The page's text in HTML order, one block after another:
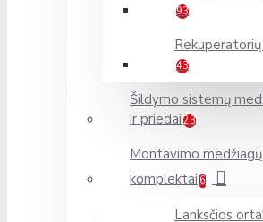
93
43
Šildymo sistemų
ir priedai 23
Montavimo medžiagų
komplektai 6
Lanksčios